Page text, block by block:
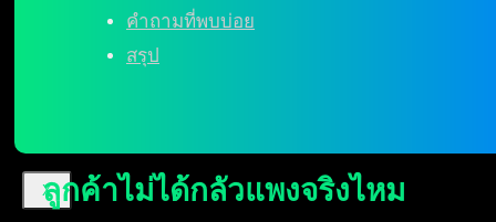
X
คำถามที่พบบ่อย
สรุป
ลูกค้าไม่ได้กลัวแพงจริงไหม